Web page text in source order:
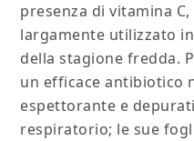
presenza di vitamina
largamente utilizzato
della stagione fredda.
un efficace antibiotico
espettorante e
respiratorio; le sue